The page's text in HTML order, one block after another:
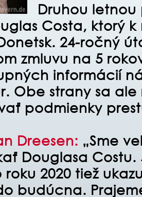
Druhou letnou
Costa, ktorý
24-ročný
zmluvu na 5
informácií
Obe strany sa ale
podmienky
Dreesen: „Sme
Douglasa
2020 tiež
budúcna.